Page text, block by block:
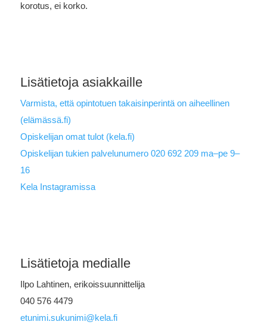
korotus, ei korko.
Lisätietoja asiakkaille
Varmista, että opintotuen takaisinperintä on aiheellinen
(elämässä.fi)
Opiskelijan omat tulot (kela.fi)
Opiskelijan tukien palvelunumero 020 692 209 ma–pe 9–
16
Kela Instagramissa
Lisätietoja medialle
Ilpo Lahtinen, erikoissuunnittelija
040 576 4479
etunimi.sukunimi@kela.fi